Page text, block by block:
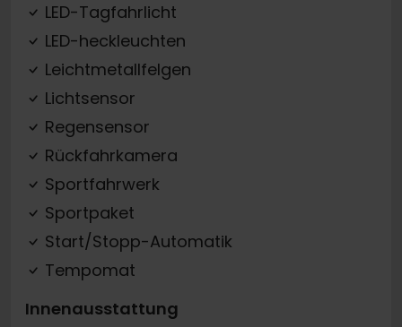
LED-Tagfahrlicht
LED-heckleuchten
Leichtmetallfelgen
Lichtsensor
Regensensor
Rückfahrkamera
Sportfahrwerk
Sportpaket
Start/Stopp-Automatik
Tempomat
Innenausstattung